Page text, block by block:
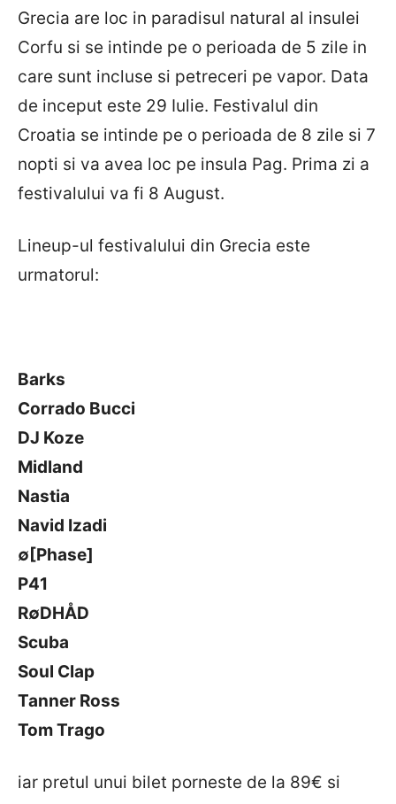
Grecia are loc in paradisul natural al insulei
Corfu si se intinde pe o perioada de 5 zile in
care sunt incluse si petreceri pe vapor. Data
de inceput este 29 Iulie. Festivalul din
Croatia se intinde pe o perioada de 8 zile si 7
nopti si va avea loc pe insula Pag. Prima zi a
festivalului va fi 8 August.
Lineup-ul festivalului din Grecia este
urmatorul:
Barks
Corrado Bucci
DJ Koze
Midland
Nastia
Navid Izadi
∅[Phase]
P41
R∅DHÅD
Scuba
Soul Clap
Tanner Ross
Tom Trago
iar pretul unui bilet porneste de la 89€ si